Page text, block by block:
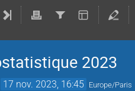
2023
17 nov. 2023, 16:45 Europe/Paris